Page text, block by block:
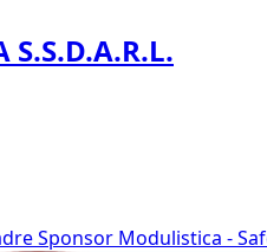
Sponsor Modulistica -